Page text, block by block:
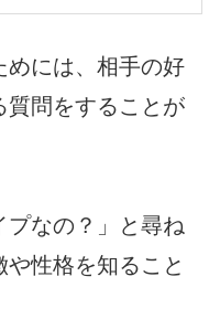
めには、相手の好
質問をすることが
プなの？」と尋ね
性格を知ること